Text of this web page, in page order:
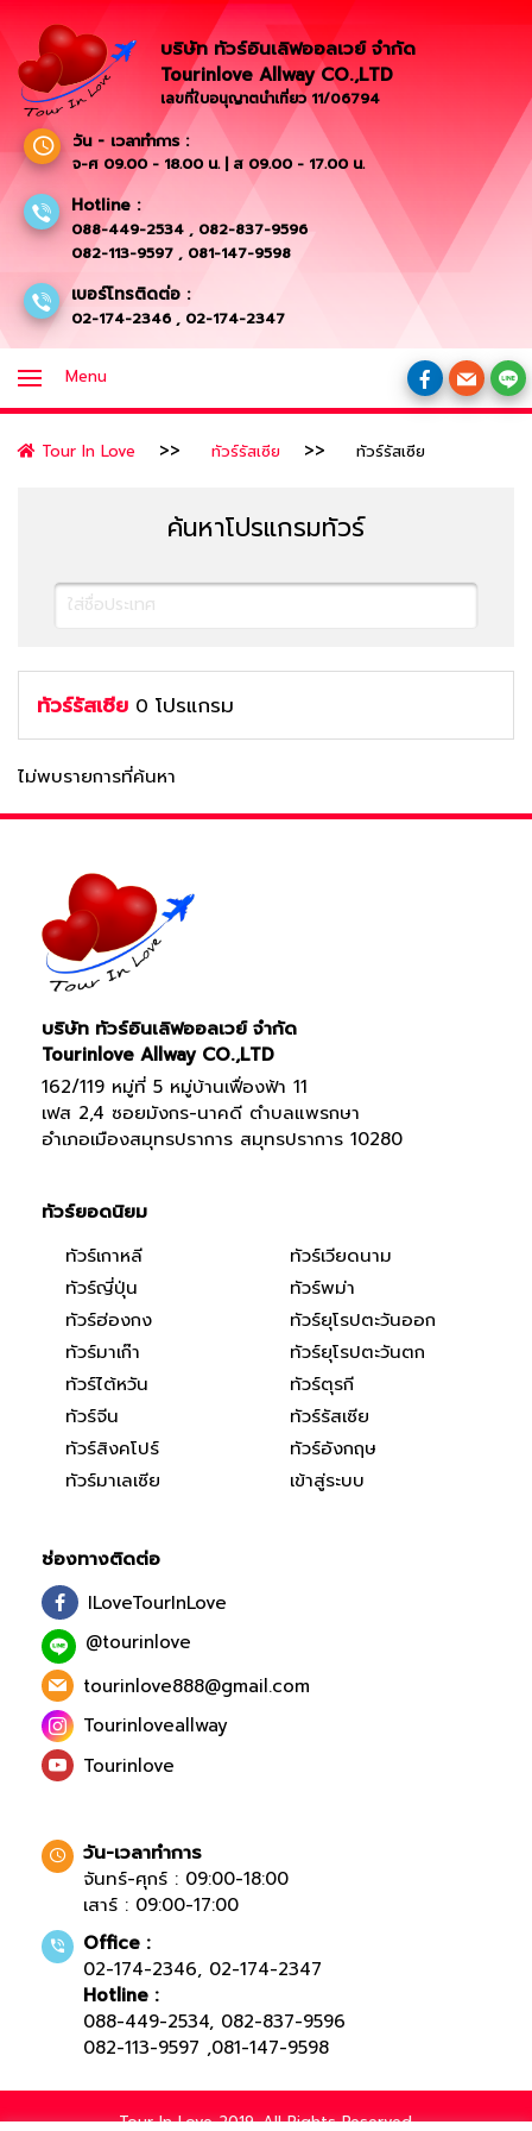
บริษัท ทัวร์อินเลิฟออลเวย์ จำกัด
Tourinlove Allway CO.,LTD
เลขที่ใบอนุญาตนำเที่ยว 11/06794
วัน - เวลาทำการ :
จ-ศ 09.00 - 18.00 น. | ส 09.00 - 17.00 น.
Hotline :
088-449-2534 , 082-837-9596
082-113-9597 , 081-147-9598
เบอร์โทรติดต่อ :
02-174-2346 , 02-174-2347
Menu
Tour In Love ทัวร์รัสเซีย ทัวร์รัสเซีย
ค้นหาโปรแกรมทัวร์
ทัวร์รัสเซีย 0 โปรแกรม
ไม่พบรายการที่ค้นหา
บริษัท ทัวร์อินเลิฟออลเวย์ จำกัด
Tourinlove Allway CO.,LTD
162/119 หมู่ที่ 5 หมู่บ้านเฟื่องฟ้า 11
เฟส 2,4 ซอยมังกร-นาคดี ตำบลแพรกษา
อำเภอเมืองสมุทรปราการ สมุทรปราการ 10280
ทัวร์ยอดนิยม
ทัวร์เกาหลี
ทัวร์ญี่ปุ่น
ทัวร์ฮ่องกง
ทัวร์มาเก๊า
ทัวร์ไต้หวัน
ทัวร์จีน
ทัวร์สิงคโปร์
ทัวร์มาเลเซีย
ทัวร์เวียดนาม
ทัวร์พม่า
ทัวร์ยุโรปตะวันออก
ทัวร์ยุโรปตะวันตก
ทัวร์ตุรกี
ทัวร์รัสเซีย
ทัวร์อังกฤษ
เข้าสู่ระบบ
ช่องทางติดต่อ
ILoveTourInLove
@tourinlove
tourinlove888@gmail.com
Tourinloveallway
Tourinlove
วัน-เวลาทำการ
จันทร์-ศุกร์ : 09:00-18:00
เสาร์ : 09:00-17:00
Office :
02-174-2346, 02-174-2347
Hotline :
088-449-2534, 082-837-9596
082-113-9597 ,081-147-9598
Tour In Love 2019. All Rights Reserved.